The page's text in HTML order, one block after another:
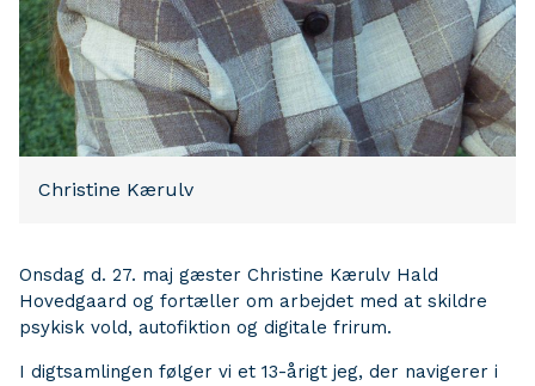
Christine Kærulv
Onsdag d. 27. maj gæster Christine Kærulv Hald
Hovedgaard og fortæller om arbejdet med at skildre
psykisk vold, autofiktion og digitale frirum.
I digtsamlingen følger vi et 13-årigt jeg, der navigerer i